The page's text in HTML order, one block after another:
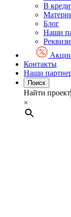
В
Блог
Наши
Контакты
Наши
Поиск
Найти проект
×